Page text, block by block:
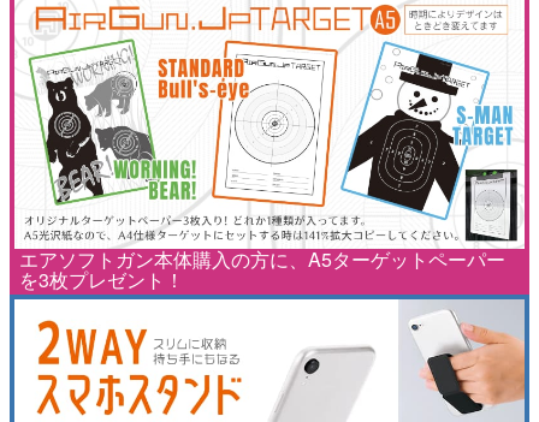
エアソフトガン本体購入の方に、A5ターゲットペーパー
を3枚プレゼント！